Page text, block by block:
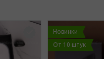
Новинки
От 10 штук